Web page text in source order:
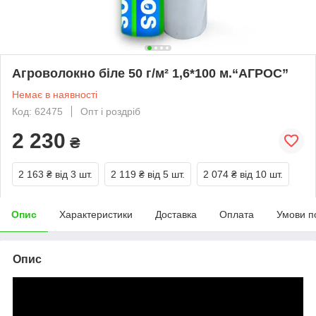
Агроволокно біле 50 г/м² 1,6*100 м.“AГРОС”
Немає в наявності
Код: 62475
Опт і роздріб
2 230 ₴
2 163 ₴ від 3 шт. 2 119 ₴ від 5 шт. 2 074 ₴ від 10 шт.
Опис Характеристики Доставка Оплата Умови
Опис